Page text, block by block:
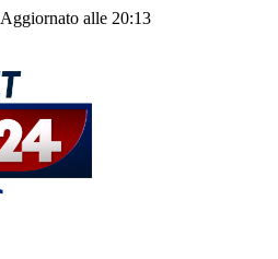
Aggiornato alle 20:13